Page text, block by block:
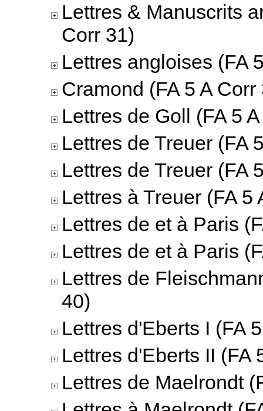
Lettres & Manuscrits
Corr 31)
Lettres angloises (FA
Cramond (FA 5 A Corr
Lettres de Goll (FA 5
Lettres de Treuer (FA
Lettres de Treuer (FA
Lettres à Treuer (FA 5
Lettres de et à Paris
Lettres de et à Paris
Lettres de
40)
Lettres d'Eberts I (FA
Lettres d'Eberts II (FA
Lettres de Maelrondt